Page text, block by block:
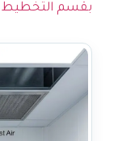
بقسم التخطيط